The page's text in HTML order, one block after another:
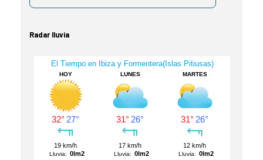
Radar lluvia